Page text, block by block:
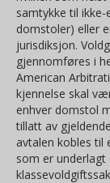
samtykke til
domstoler) eller
jurisdiksjon.
gjennomføres i
American
kjennelse skal
enhver domstol
tillatt av
avtalen kobles til
som er